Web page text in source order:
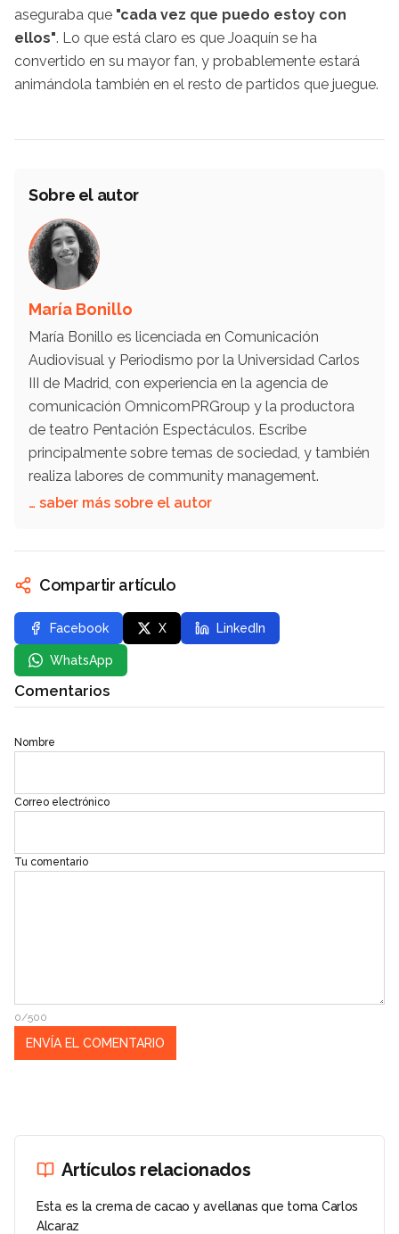
aseguraba que "cada vez que puedo estoy con
ellos". Lo que está claro es que Joaquín se ha
convertido en su mayor fan, y probablemente estará
animándola también en el resto de partidos que juegue.
Sobre el autor
María Bonillo
María Bonillo es licenciada en Comunicación
Audiovisual y Periodismo por la Universidad Carlos
III de Madrid, con experiencia en la agencia de
comunicación OmnicomPRGroup y la productora
de teatro Pentación Espectáculos. Escribe
principalmente sobre temas de sociedad, y también
realiza labores de community management.
… saber más sobre el autor
Compartir artículo
Facebook X LinkedIn
WhatsApp
Comentarios
Nombre
Correo electrónico
Tu comentario
0/500
Artículos relacionados
Esta es la crema de cacao y avellanas que toma Carlos
Alcaraz